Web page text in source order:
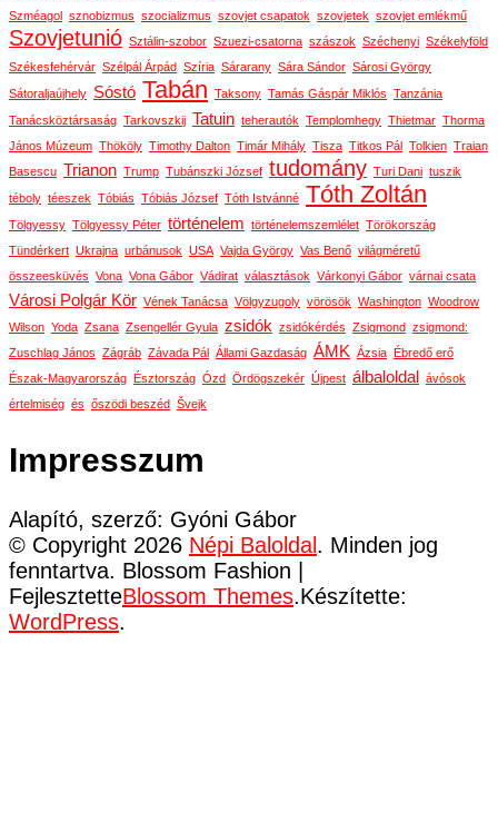
Szméagol sznobizmus szocializmus szovjet csapatok szovjetek szovjet emlékmű
Szovjetunió Sztálin-szobor Szuezi-csatorna szászok Széchenyi Székelyföld
Székesfehérvár Szélpál Árpád Szíria Sárarany Sára Sándor Sárosi György
Sátoraljaújhely Sóstó Tabán Taksony Tamás Gáspár Miklós Tanzánia
Tanácsköztársaság Tarkovszkij Tatuin teherautók Templomhegy Thietmar Thorma
János Múzeum Thököly Timothy Dalton Timár Mihály Tisza Titkos Pál Tolkien Traian
Basescu Trianon Trump Tubánszki József tudomány Turi Dani tuszik
téboly téeszek Tóbiás Tóbiás József Tóth Istvánné Tóth Zoltán
Tölgyessy Tölgyessy Péter történelem történelemszemlélet Törökország
Tündérkert Ukrajna urbánusok USA Vajda György Vas Benő világméretű
összeesküvés Vona Vona Gábor Vádirat választások Várkonyi Gábor várnai csata
Városi Polgár Kör Vének Tanácsa Völgyzugoly vörösök Washington Woodrow
Wilson Yoda Zsana Zsengellér Gyula zsidók zsidókérdés Zsigmond zsigmond:
Zuschlag János Zágráb Závada Pál Állami Gazdaság ÁMK Ázsia Ébredő erő
Észak-Magyarország Észtország Ózd Ördögszekér Újpest álbaloldal
ávósok
értelmiség és őszödi beszéd Švejk
Impresszum
Alapító, szerző: Gyóni Gábor
© Copyright 2026 Népi Baloldal . Minden jog
fenntartva. Blossom Fashion |
FejlesztetteBlossom Themes.Készítette:
WordPress.